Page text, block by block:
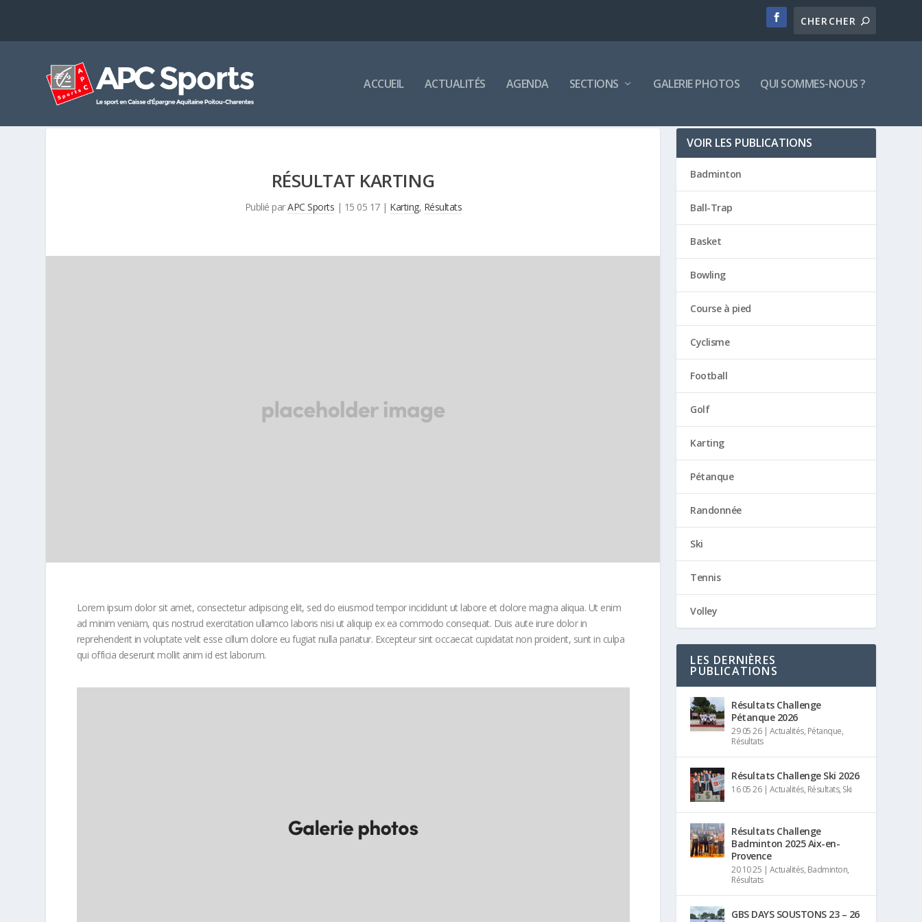
ACCUEIL ACTUALITÉS AGENDA SECTIONS GALERIE PHOTOS QUI SOMMES-NOUS ?
RÉSULTAT KARTING
Publié parAPC Sports | 15 05 17| Karting, Résultats
Lorem ipsum dolor sit amet, consectetur adipiscing elit, sed do eiusmod tempor incididunt ut labore et dolore magna aliqua. Ut enim
ad minim veniam, quis nostrud exercitation ullamco laboris nisi ut aliquip ex ea commodo consequat. Duis aute irure dolor in
reprehenderit in voluptate velit esse cillum dolore eu fugiat nulla pariatur. Excepteur sint occaecat cupidatat non proident, sunt in culpa
qui officia deserunt mollit anim id est laborum.
VOIR LES PUBLICATIONS
Badminton
Ball-Trap
Basket
Bowling
Course à pied
Cyclisme
Football
Golf
Karting
Pétanque
Randonnée
Ski
Tennis
Volley
LES DERNIÈRES
PUBLICATIONS
Résultats Challenge
Pétanque 2026
29 05 26| Actualités, Pétanque,
Résultats
Résultats Challenge Ski 2026
16 05 26| Actualités, Résultats, Ski
Résultats Challenge
Badminton 2025 Aix-en-
Provence
20 10 25 | Actualités, Badminton,
Résultats
GBS DAYS SOUSTONS 23 – 26